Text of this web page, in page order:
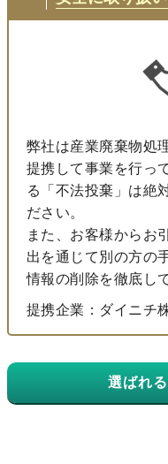
弊社は産業廃棄物処
提携して事業を行っ
る「不法投棄」は絶
ださい。
また、お客様からお
出を通じて別の方の
情報の削除を徹底し
提携企業：ダイニチ
選ばれ